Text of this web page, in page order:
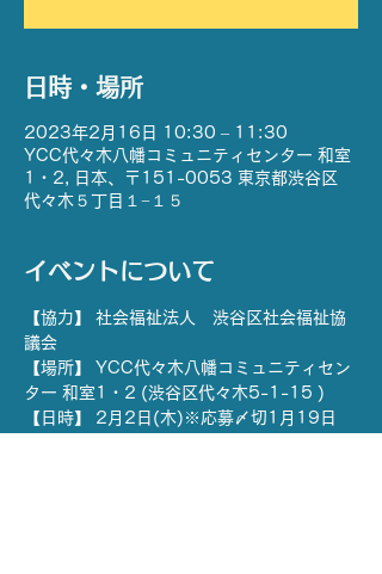
日時・場所
2023年2月16日 10:30 – 11:30
YCC代々木八幡コミュニティセンター 和室
1・2, 日本、〒151-0053 東京都渋谷区
代々木５丁目１−１５
イベントについて
【協力】 社会福祉法人　渋谷区社会福祉協
議会
【場所】 YCC代々木八幡コミュニティセン
ター 和室1・2 (渋谷区代々木5-1-15 )
【日時】 2月2日(木)※応募〆切1月19日